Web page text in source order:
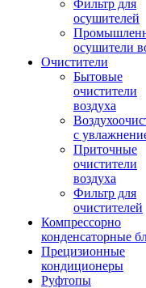
Фильтр для
осушителей
осушители
Очистители
Бытовые
очистители
воздуха
с
Приточные
очистители
воздуха
Фильтр для
очистителей
Компрессорно
конденсаторные
Прецизионные
кондиционеры
Руфтопы